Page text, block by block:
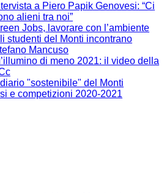
a Piero Papik Genovesi: “Ci
alieni tra noi”
Jobs, lavorare con l’ambiente
studenti del Monti incontrano
Mancuso
di meno 2021: il video della
diario "sostenibile" del Monti
e competizioni 2020-2021